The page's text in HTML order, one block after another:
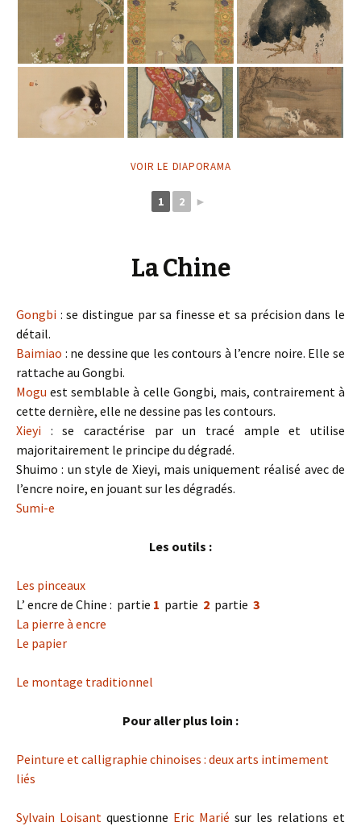
VOIR LE DIAPORAMA
1 2 ►
La Chine
Gongbi : se distingue par sa finesse et sa précision dans le
détail.
Baimiao : ne dessine que les contours à l’encre noire. Elle se
rattache au Gongbi.
Mogu est semblable à celle Gongbi, mais, contrairement à
cette dernière, elle ne dessine pas les contours.
Xieyi : se caractérise par un tracé ample et utilise
majoritairement le principe du dégradé.
Shuimo : un style de Xieyi, mais uniquement réalisé avec de
l’encre noire, en jouant sur les dégradés.
Sumi-e
Les outils :
Les pinceaux
L’ encre de Chine : partie 1 partie 2 partie 3
La pierre à encre
Le papier
Le montage traditionnel
Pour aller plus loin :
Peinture et calligraphie chinoises : deux arts intimement
liés
Sylvain Loisant questionne Eric Marié sur les relations et